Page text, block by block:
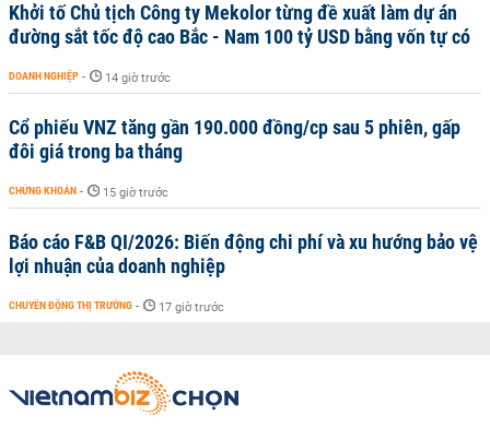
Khởi tố Chủ tịch Công ty Mekolor từng đề xuất làm dự án
đường sắt tốc độ cao Bắc - Nam 100 tỷ USD bằng vốn tự có
DOANH NGHIỆP - 14 giờ trước
Cổ phiếu VNZ tăng gần 190.000 đồng/cp sau 5 phiên, gấp
đôi giá trong ba tháng
CHỨNG KHOÁN - 15 giờ trước
Báo cáo F&B QI/2026: Biến động chi phí và xu hướng bảo vệ
lợi nhuận của doanh nghiệp
CHUYỂN ĐỘNG THỊ TRƯỜNG - 17 giờ trước